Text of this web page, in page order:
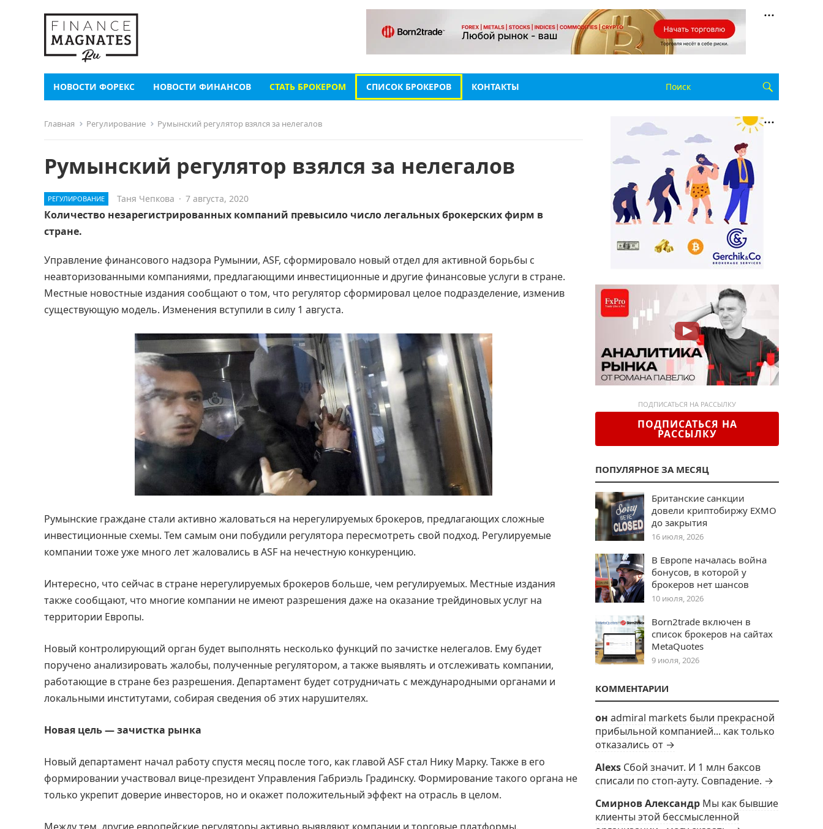
НОВОСТИ ФОРЕКС НОВОСТИ ФИНАНСОВ СТАТЬ БРОКЕРОМ СПИСОК БРОКЕРОВ КОНТАКТЫ
Главная Регулирование Румынский регулятор взялся за нелегалов
Румынский регулятор взялся за нелегалов
РЕГУЛИРОВАНИЕ Таня Чепкова · 7 августа, 2020
Количество незарегистрированных компаний превысило число легальных брокерских фирм в
стране.
Управление финансового надзора Румынии, ASF, сформировало новый отдел для активной борьбы с
неавторизованными компаниями, предлагающими инвестиционные и другие финансовые услуги в стране.
Местные новостные издания сообщают о том, что регулятор сформировал целое подразделение, изменив
существующую модель. Изменения вступили в силу 1 августа.
Румынские граждане стали активно жаловаться на нерегулируемых брокеров, предлагающих сложные
инвестиционные схемы. Тем самым они побудили регулятора пересмотреть свой подход. Регулируемые
компании тоже уже много лет жаловались в ASF на нечестную конкуренцию.
Интересно, что сейчас в стране нерегулируемых брокеров больше, чем регулируемых. Местные издания
также сообщают, что многие компании не имеют разрешения даже на оказание трейдиновых услуг на
территории Европы.
Новый контролирующий орган будет выполнять несколько функций по зачистке нелегалов. Ему будет
поручено анализировать жалобы, полученные регулятором, а также выявлять и отслеживать компании,
работающие в стране без разрешения. Департамент будет сотрудничать с международными органами и
локальными институтами, собирая сведения об этих нарушителях.
Новая цель — зачистка рынка
Новый департамент начал работу спустя месяц после того, как главой ASF стал Нику Марку. Также в его
формировании участвовал вице-президент Управления Габриэль Градинску. Формирование такого органа не
только укрепит доверие инвесторов, но и окажет положительный эффект на отрасль в целом.
ПОДПИСАТЬСЯ НА РАССЫЛКУ
ПОДПИСАТЬСЯ НА
РАССЫЛКУ
ПОПУЛЯРНОЕ ЗА МЕСЯЦ
Британские санкции
довели криптобиржу EXMO
до закрытия
16 июля, 2026
В Европе началась война
бонусов, в которой у
брокеров нет шансов
10 июля, 2026
Born2trade включен в
список брокеров на сайтах
MetaQuotes
9 июля, 2026
КОММЕНТАРИИ
он admiral markets были прекрасной
прибыльной компанией... как только
отказались от →
Alexs Сбой значит. И 1 млн баксов
списали по стоп-ауту. Совпадение. →
Смирнов Александр Мы как бывшие
клиенты этой бессмысленной